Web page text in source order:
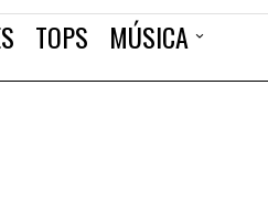
TOPS
MÚSICA